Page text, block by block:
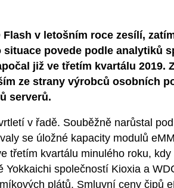
v letošním roce zesílí,
povede podle analytiků
již ve třetím kvartálu 2019.
ze strany výrobců osobních
serverů.
v řadě. Souběžně narůstal
se úložné kapacity modulů
třetím kvartálu minulého roku, kdy
společností Kioxia a
plátů. Smluvní ceny čipů